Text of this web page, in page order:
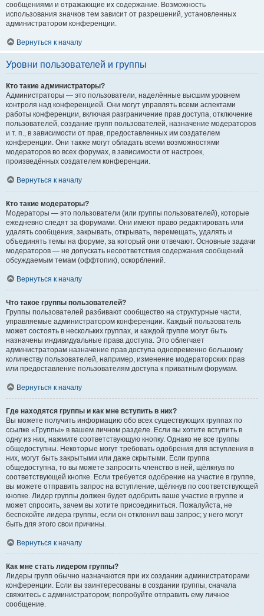
сообщениями и отражающие их содержание. Возможность
использования значков тем зависит от разрешений, установленных
администратором конференции.
Вернуться к началу
Уровни пользователей и группы
Кто такие администраторы?
Администраторы — это пользователи, наделённые высшим уровнем
контроля над конференцией. Они могут управлять всеми аспектами
работы конференции, включая разграничение прав доступа, отключение
пользователей, создание групп пользователей, назначение модераторов
и т. п., в зависимости от прав, предоставленных им создателем
конференции. Они также могут обладать всеми возможностями
модераторов во всех форумах, в зависимости от настроек,
произведённых создателем конференции.
Вернуться к началу
Кто такие модераторы?
Модераторы — это пользователи (или группы пользователей), которые
ежедневно следят за форумами. Они имеют право редактировать или
удалять сообщения, закрывать, открывать, перемещать, удалять и
объединять темы на форуме, за который они отвечают. Основные задачи
модераторов — не допускать несоответствия содержания сообщений
обсуждаемым темам (оффтопик), оскорблений.
Вернуться к началу
Что такое группы пользователей?
Группы пользователей разбивают сообщество на структурные части,
управляемые администратором конференции. Каждый пользователь
может состоять в нескольких группах, и каждой группе могут быть
назначены индивидуальные права доступа. Это облегчает
администраторам назначение прав доступа одновременно большому
количеству пользователей, например, изменение модераторских прав
или предоставление пользователям доступа к приватным форумам.
Вернуться к началу
Где находятся группы и как мне вступить в них?
Вы можете получить информацию обо всех существующих группах по
ссылке «Группы» в вашем личном разделе. Если вы хотите вступить в
одну из них, нажмите соответствующую кнопку. Однако не все группы
общедоступны. Некоторые могут требовать одобрения для вступления в
них, могут быть закрытыми или даже скрытыми. Если группа
общедоступна, то вы можете запросить членство в ней, щёлкнув по
соответствующей кнопке. Если требуется одобрение на участие в группе,
вы можете отправить запрос на вступление, щёлкнув по соответствующей
кнопке. Лидер группы должен будет одобрить ваше участие в группе и
может спросить, зачем вы хотите присоединиться. Пожалуйста, не
беспокойте лидера группы, если он отклонил ваш запрос; у него могут
быть для этого свои причины.
Вернуться к началу
Как мне стать лидером группы?
Лидеры групп обычно назначаются при их создании администраторами
конференции. Если вы заинтересованы в создании группы, сначала
свяжитесь с администратором; попробуйте отправить ему личное
сообщение.